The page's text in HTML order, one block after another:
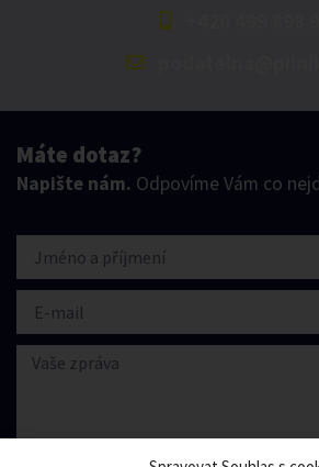
Máte dotaz?
Napište nám. Odpovíme Vám co